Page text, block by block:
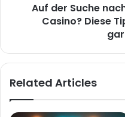
Auf der Suche
Casino? Diese
Related Articles